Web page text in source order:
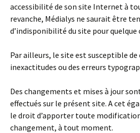
accessibilité de son site Internet à
revanche, Médialys ne saurait être
d’indisponibilité du site pour quelque
Par ailleurs, le site est susceptible de
inexactitudes ou des erreurs
Des changements et mises à jour
effectués sur le présent site. A cet
le droit d’apporter toute
changement, à tout moment.